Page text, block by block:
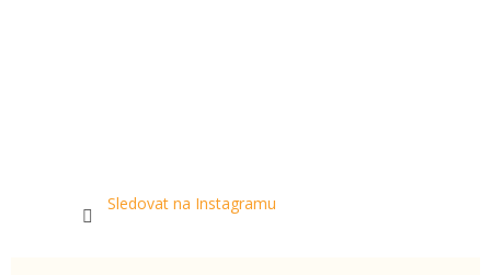
Sledovat na Instagramu